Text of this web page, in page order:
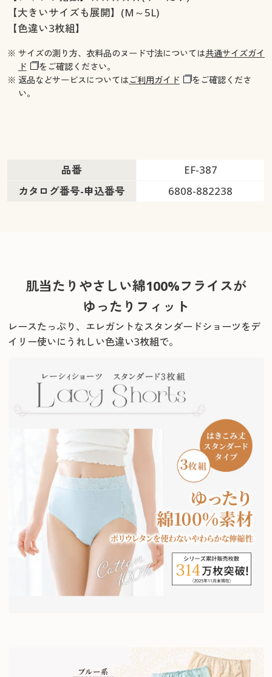
【大きいサイズも展開】(M～5L)
【色違い3枚組】
※ サイズの測り方、衣料品のヌード寸法については共通サイズガイ
ド
をご確認ください。
※ 返品などサービスについてはご利用ガイド
をご確認くださ
い。
品番
EF-387
カタログ番号-申込番号
6808-882238
肌当たりやさしい綿100%フライスが
ゆったりフィット
レースたっぷり、エレガントなスタンダードショーツをデ
イリー使いにうれしい色違い3枚組で。